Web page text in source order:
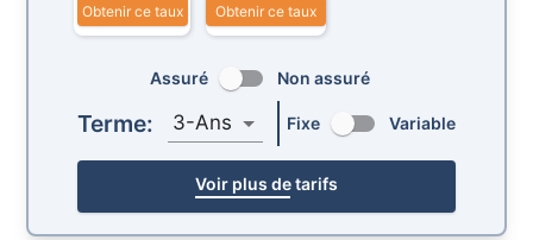
Obtenir ce taux Obtenir ce taux
Assuré Non assuré
Terme: 3-Ans Fixe Variable
Voir plus de tarifs